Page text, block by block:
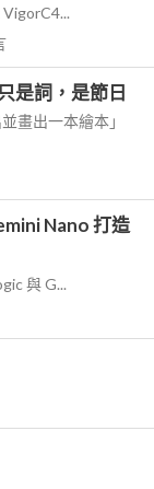
是詞，是節日
畫出一本繪本」
Nano 打造
與 G...